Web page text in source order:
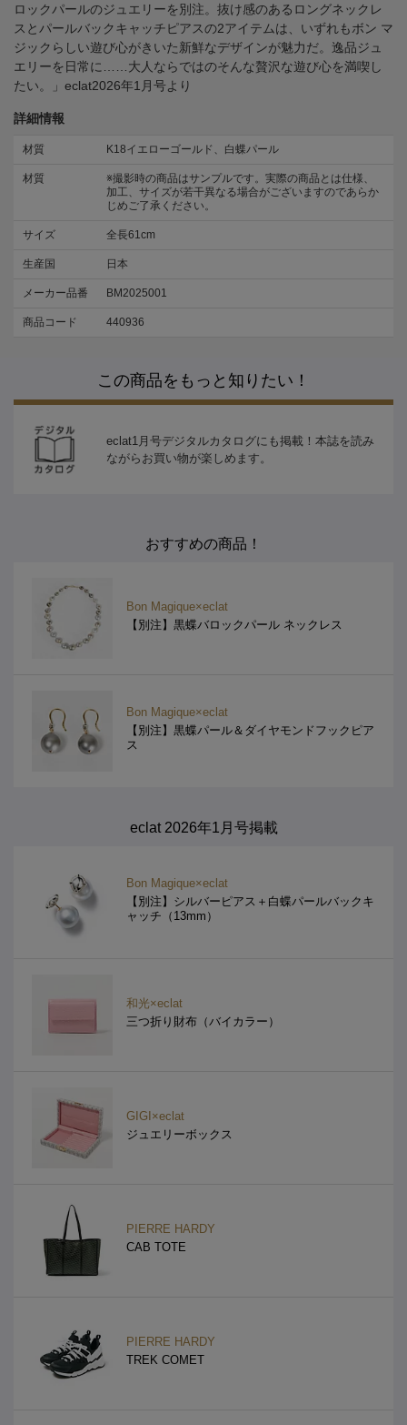
ロックパールのジュエリーを別注。抜け感のあるロングネックレ
スとパールバックキャッチピアスの2アイテムは、いずれもボン マ
ジックらしい遊び心がきいた新鮮なデザインが魅力だ。逸品ジュ
エリーを日常に……大人ならではのそんな贅沢な遊び心を満喫し
たい。」eclat2026年1月号より
詳細情報
材質 K18イエローゴールド、白蝶パール
材質
※撮影時の商品はサンプルです。実際の商品とは仕様、
加工、サイズが若干異なる場合がございますのであらか
じめご了承ください。
サイズ 全長61cm
生産国 日本
メーカー品番 BM2025001
商品コード 440936
この商品をもっと知りたい！
eclat1月号デジタルカタログにも掲載！本誌を読み
ながらお買い物が楽しめます。
おすすめの商品！
Bon Magique×eclat
【別注】黒蝶バロックパール ネックレス
Bon Magique×eclat
【別注】黒蝶パール＆ダイヤモンドフックピア
ス
eclat 2026年1月号掲載
Bon Magique×eclat
【別注】シルバーピアス＋白蝶パールバックキ
ャッチ（13mm）
和光×eclat
三つ折り財布（バイカラー）
GIGI×eclat
ジュエリーボックス
PIERRE HARDY
CAB TOTE
PIERRE HARDY
TREK COMET